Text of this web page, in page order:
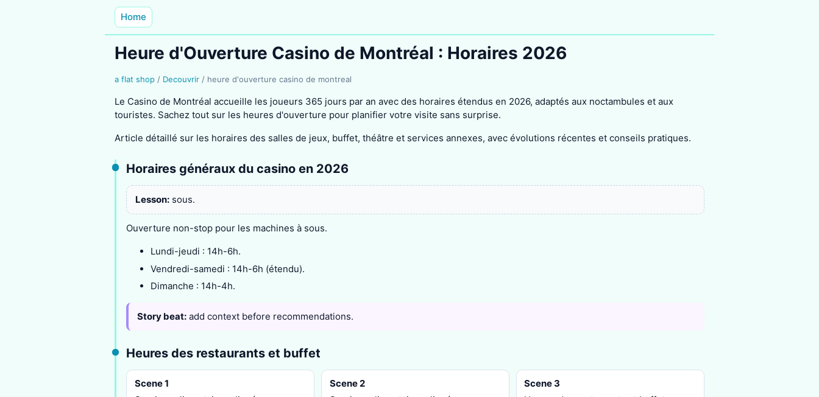
Home
Heure d'Ouverture Casino de Montréal : Horaires 2026
a flat shop / Decouvrir / heure d'ouverture casino de montreal
Le Casino de Montréal accueille les joueurs 365 jours par an avec des horaires étendus en 2026, adaptés aux noctambules et aux
touristes. Sachez tout sur les heures d'ouverture pour planifier votre visite sans surprise.
Article détaillé sur les horaires des salles de jeux, buffet, théâtre et services annexes, avec évolutions récentes et conseils pratiques.
Horaires généraux du casino en 2026
Lesson:sous.
Ouverture non-stop pour les machines à sous.
Lundi-jeudi : 14h-6h.
Vendredi-samedi : 14h-6h (étendu).
Dimanche : 14h-4h.
Story beat: add context before recommendations.
Heures des restaurants et buffet
Scene 1
Scene 2
Scene 3